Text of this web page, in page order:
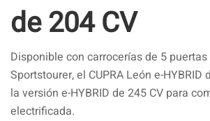
de 204 CV
Disponible con carrocerías de 5
Sportstourer, el CUPRA León e-HYBRID
la versión e-HYBRID de 245 CV para
electrificada.